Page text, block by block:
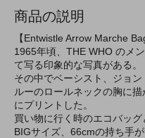
商品の説明
【Entwistle Arrow Marche
1965年頃、THE WHO のメ
て写る印象的な写真がある。
その中でベーシスト、ジョ
ルーのロールネックの胸に
にプリントした。
買い物に行く時のエコバッ
BIGサイズ、66cmの持ち手